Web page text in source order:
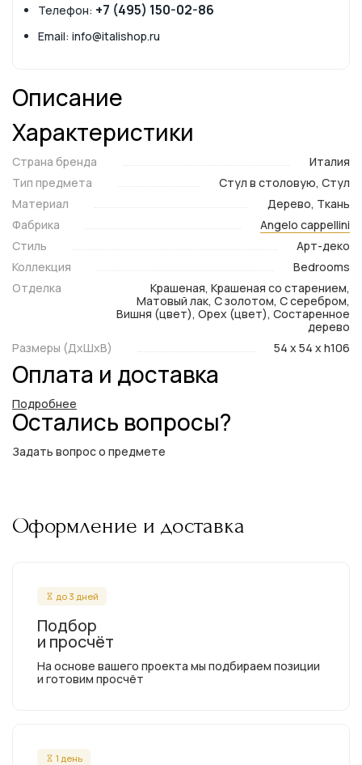
Телефон: +7 (495) 150-02-86
Email: info@italishop.ru
Описание
Характеристики
Страна бренда
Италия
Тип предмета
Стул в столовую, Стул
Материал
Дерево, Ткань
Фабрика
Angelo cappellini
Стиль
Арт-деко
Коллекция
Bedrooms
Отделка
Крашеная, Крашеная со старением,
Матовый лак, С золотом, С серебром,
Вишня (цвет), Орех (цвет), Состаренное
дерево
Размеры (ДxШxВ)
54 x 54 x h106
Оплата и доставка
Подробнее
Остались вопросы?
Задать вопрос о предмете
Оформление и доставка
до 3 дней
Подбор
и просчёт
На основе вашего проекта мы подбираем позиции
и готовим просчёт
1 день